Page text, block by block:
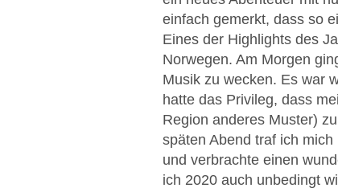
einfach gemerkt, dass so
Eines der Highlights des
Norwegen. Am Morgen
Musik zu wecken. Es war
hatte das Privileg, dass
Region anderes Muster)
späten Abend traf ich
und verbrachte einen
ich 2020 auch unbedingt